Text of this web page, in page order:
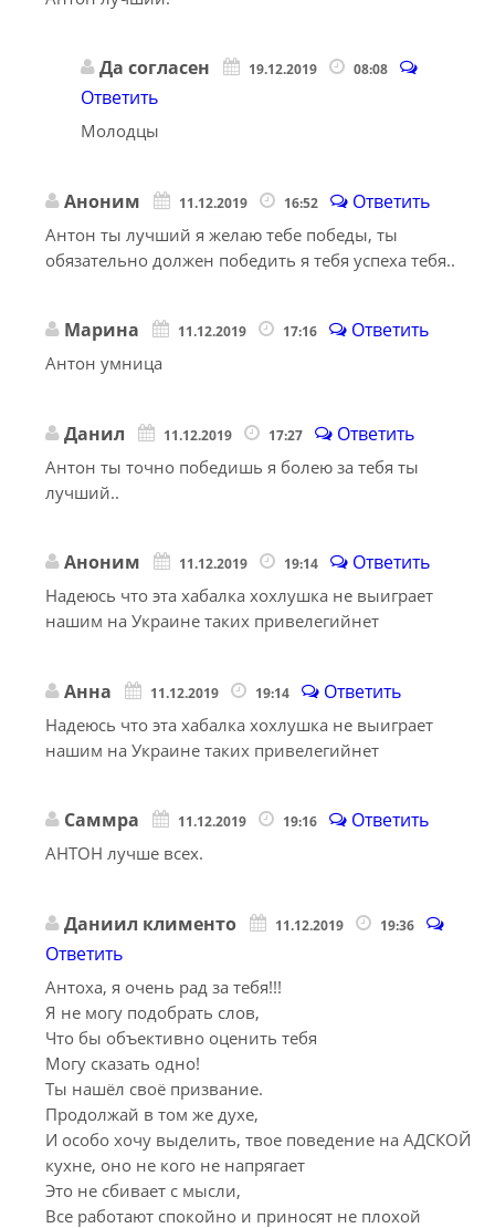
Да согласен 19.12.2019 08:08
Ответить
Молодцы
Аноним 11.12.2019 16:52 Ответить
Антон ты лучший я желаю тебе победы, ты
обязательно должен победить я тебя успеха тебя..
Марина 11.12.2019 17:16 Ответить
Антон умница
Данил 11.12.2019 17:27 Ответить
Антон ты точно победишь я болею за тебя ты
лучший..
Аноним 11.12.2019 19:14 Ответить
Надеюсь что эта хабалка хохлушка не выиграет
нашим на Украине таких привелегийнет
Анна 11.12.2019 19:14 Ответить
Надеюсь что эта хабалка хохлушка не выиграет
нашим на Украине таких привелегийнет
Саммра 11.12.2019 19:16 Ответить
АНТОН лучше всех.
Даниил клименто 11.12.2019 19:36
Ответить
Антоха, я очень рад за тебя!!!
Я не могу подобрать слов,
Что бы объективно оценить тебя
Могу сказать одно!
Ты нашёл своё призвание.
Продолжай в том же духе,
И особо хочу выделить, твое поведение на АДСКОЙ
кухне, оно не кого не напрягает
Это не сбивает с мысли,
Все работают спокойно и приносят не плохой